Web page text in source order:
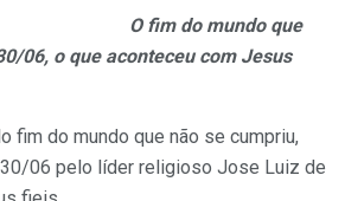
O fim do mundo que
06, o que aconteceu com Jesus
fim do mundo que não se cumpriu,
06 pelo líder religioso Jose Luiz de